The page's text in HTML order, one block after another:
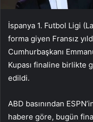
İspanya 1. Futbol Ligi
forma giyen Fransız
Cumhurbaşkanı
Kupası finaline birlikte
edildi.
ABD basınından
habere göre, bugün